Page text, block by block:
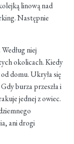
linową nad
Następnie
niej
okolicach. Kiedy
domu. Ukryła się
burza przeszła i
jednej z owiec.
ani drogi